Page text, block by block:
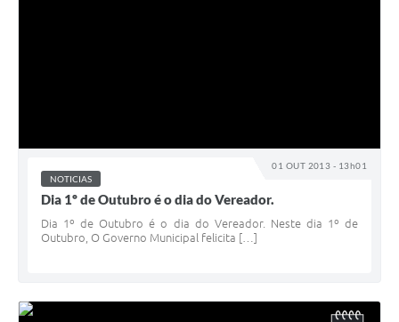
01 OUT 2013 - 13h01
NOTICIAS
Dia 1º de Outubro é o dia do Vereador.
Dia 1º de Outubro é o dia do Vereador. Neste dia 1º de
Outubro, O Governo Municipal felicita […]